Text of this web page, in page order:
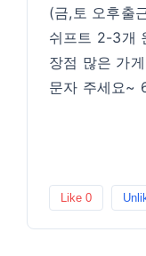
(금,토 오후출
쉬프트 2-3개
장점 많은 가
문자 주세요~
Like 0